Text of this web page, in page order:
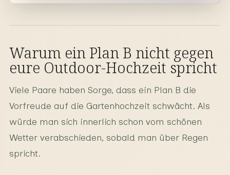
Warum ein Plan B nicht gegen
eure Outdoor-Hochzeit spricht
Viele Paare haben Sorge, dass ein Plan B die
Vorfreude auf die Gartenhochzeit schwächt. Als
würde man sich innerlich schon vom schönen
Wetter verabschieden, sobald man über Regen
spricht.